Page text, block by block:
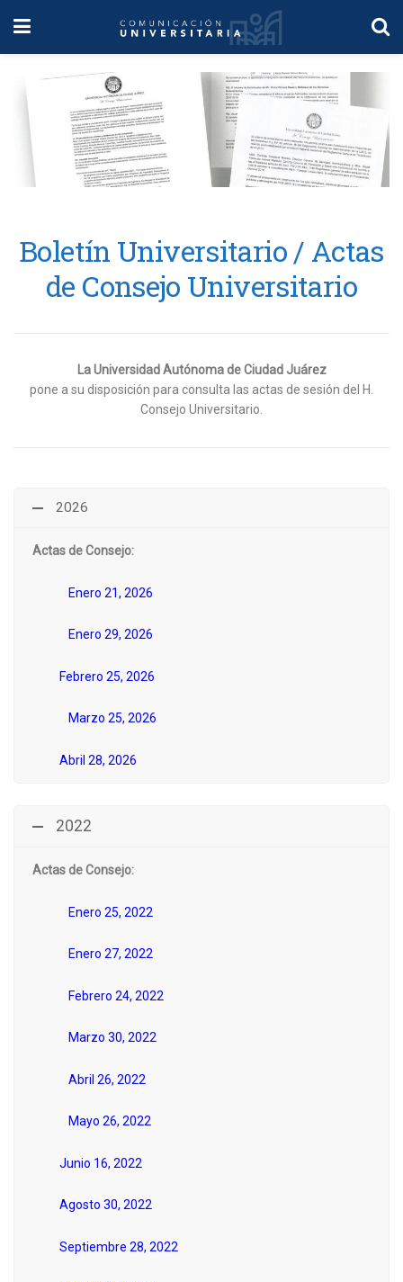
Boletín Universitario / Actas
de Consejo Universitario
La Universidad Autónoma de Ciudad Juárez
pone a su disposición para consulta las actas de sesión del H.
Consejo Universitario.
2026
Actas de Consejo:
Enero 21, 2026
Enero 29, 2026
Febrero 25, 2026
Marzo 25, 2026
Abril 28, 2026
2022
Actas de Consejo:
Enero 25, 2022
Enero 27, 2022
Febrero 24, 2022
Marzo 30, 2022
Abril 26, 2022
Mayo 26, 2022
Junio 16, 2022
Agosto 30, 2022
Septiembre 28, 2022